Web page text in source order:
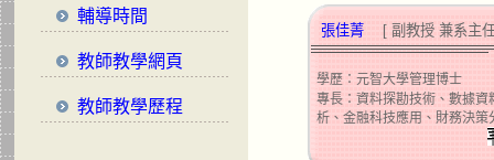
輔導時間
教師教學網頁
教師教學歷程
張佳菁 [ 副教授 兼系主
學歷：元智大學管理博士
專長：資料探勘技術、數據資
析、金融科技應用、財務決策